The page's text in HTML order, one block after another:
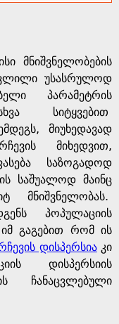
მნიშვნელობების
უსასრულოდ
პარამეტრის
სიტყვებით
მიუხედავად
მიხედვით,
საზოგადოდ
საშუალოდ მაინც
მნიშვნელობას.
პოპულაციის
იმ გაგებით რომ ის
დისპერსიაკი
დისპერსიის
ჩანაცვლებული